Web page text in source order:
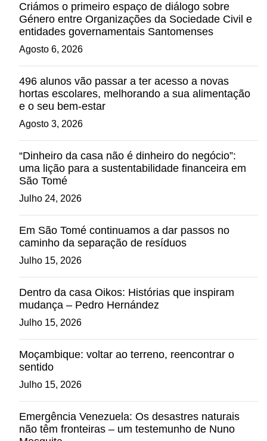
Criámos o primeiro espaço de diálogo sobre
Género entre Organizações da Sociedade Civil e
entidades governamentais Santomenses
Agosto 6, 2026
496 alunos vão passar a ter acesso a novas
hortas escolares, melhorando a sua alimentação
e o seu bem-estar
Agosto 3, 2026
“Dinheiro da casa não é dinheiro do negócio”:
uma lição para a sustentabilidade financeira em
São Tomé
Julho 24, 2026
Em São Tomé continuamos a dar passos no
caminho da separação de resíduos
Julho 15, 2026
Dentro da casa Oikos: Histórias que inspiram
mudança – Pedro Hernández
Julho 15, 2026
Moçambique: voltar ao terreno, reencontrar o
sentido
Julho 15, 2026
Emergência Venezuela: Os desastres naturais
não têm fronteiras – um testemunho de Nuno